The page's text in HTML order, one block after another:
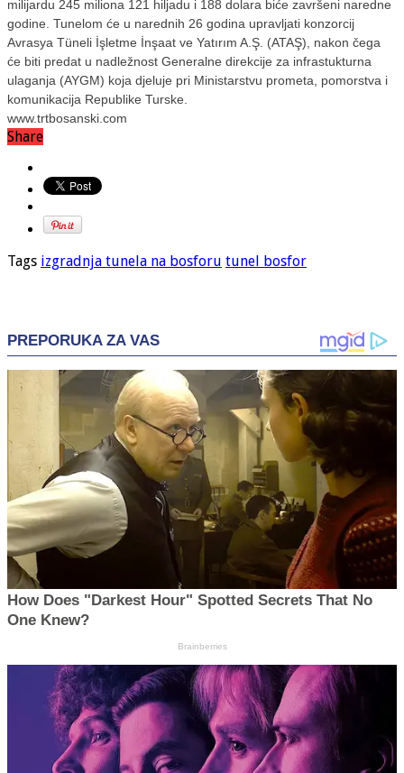
milijardu 245 miliona 121 hiljadu i 188 dolara biće završeni naredne
godine. Tunelom će u narednih 26 godina upravljati konzorcij
Avrasya Tüneli İşletme İnşaat ve Yatırım A.Ş. (ATAŞ), nakon čega
će biti predat u nadležnost Generalne direkcije za infrastukturna
ulaganja (AYGM) koja djeluje pri Ministarstvu prometa, pomorstva i
komunikacija Republike Turske.
www.trtbosanski.com
Share
Tags izgradnja tunela na bosforu tunel bosfor